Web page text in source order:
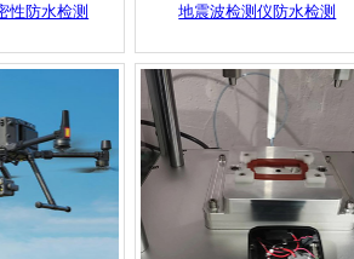
性防水检测 地震波检测仪防水检测